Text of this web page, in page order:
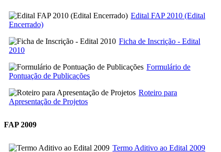
Edital FAP 2010 (Edital
Encerrado)
Ficha de Inscrição - Edital
2010
Formulário de
Pontuação de Publicações
Roteiro para
Apresentação de Projetos
FAP 2009
Termo Aditivo ao Edital 2009